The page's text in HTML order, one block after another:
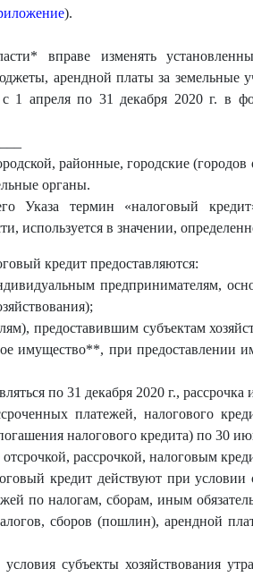
).
вправе изменять
арендной платы за земельные
1 апреля по 31 декабря 2020 г. в
районные, городские
органы.
Указа термин «налоговый
используется в значении,
кредит предоставляются:
предпринимателям,
предоставившим субъектам
имущество**, при предоставлении
по 31 декабря 2020 г.,
платежей, налогового
налогового кредита) по 30
рассрочкой, налоговым
кредит действуют при
по налогам, сборам, иным
сборов (пошлин), арендной
субъекты хозяйствования